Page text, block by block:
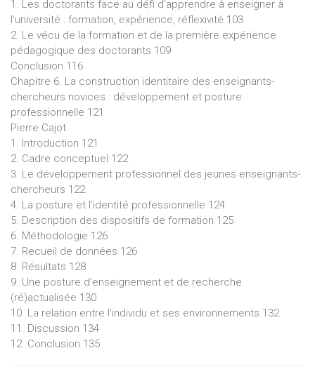
1. Les doctorants face au défi d’apprendre à enseigner à
l’université : formation, expérience, réflexivité 103
2. Le vécu de la formation et de la première expérience
pédagogique des doctorants 109
Conclusion 116
Chapitre 6. La construction identitaire des enseignants-
chercheurs novices : développement et posture
professionnelle 121
Pierre Cajot
1. Introduction 121
2. Cadre conceptuel 122
3. Le développement professionnel des jeunes enseignants-
chercheurs 122
4. La posture et l’identité professionnelle 124
5. Description des dispositifs de formation 125
6. Méthodologie 126
7. Recueil de données 126
8. Résultats 128
9. Une posture d’enseignement et de recherche
(ré)actualisée 130
10. La relation entre l’individu et ses environnements 132
11. Discussion 134
12. Conclusion 135